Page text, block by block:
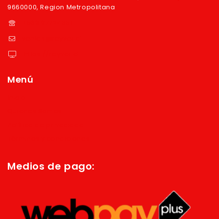
9660000, Region Metropolitana
Menú
Medios de pago: